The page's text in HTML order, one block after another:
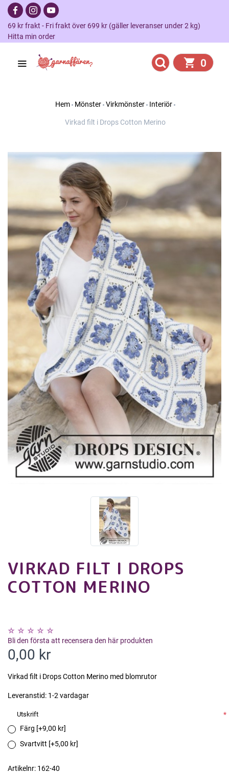
69 kr frakt - Fri frakt över 699 kr (gäller leveranser under 2 kg)
Hitta min order
0
Hem Mönster Virkmönster Interiör
Virkad filt i Drops Cotton Merino
VIRKAD FILT I DROPS
COTTON MERINO
Bli den första att recensera den här produkten
0,00 kr
Virkad filt i Drops Cotton Merino med blomrutor
Leveranstid: 1-2 vardagar
Utskrift
*
Färg [+9,00 kr]
Svartvitt [+5,00 kr]
Artikelnr: 162-40